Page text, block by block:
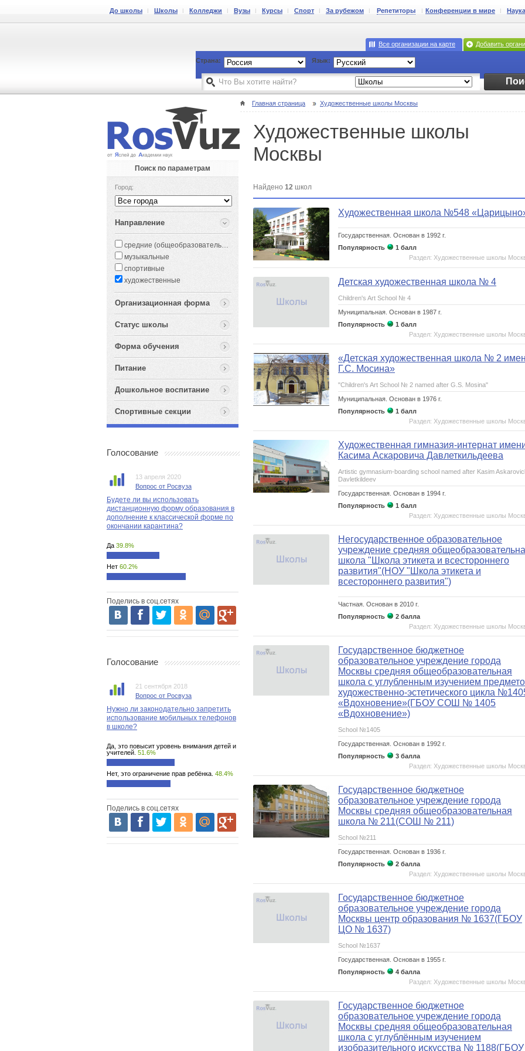
До школы Школы Колледжи Вузы Курсы Спорт За рубежом Репетиторы Конференции в мире Наука
Добавить
Все организации на карте
Страна: Язык:
Главная страница Художественные школы Москвы
Художественные школы
Москвы
Найдено 12 школ
Художественная школа №548
Государственная. Основан в 1992 г.
Популярность
1 балл
Раздел: Художественные школы
Детская художественная школа № 4
Children's Art School № 4
Муниципальная. Основан в 1987 г.
Популярность
1 балл
Раздел: Художественные школы
«Детская художественная школа № 2
Г.С. Мосина»
"Children's Art School № 2 named after G.S. Mosina"
Муниципальная. Основан в 1976 г.
Популярность
1 балл
Раздел: Художественные школы
Художественная гимназия-интернат
Касима Аскаровича Давлеткильдеева
Artistic gymnasium-boarding school named after Kasim
Davletkildeev
Государственная. Основан в 1994 г.
Популярность
1 балл
Раздел: Художественные школы
Негосударственное образовательное
учреждение средняя
школа "Школа этикета и всестороннего
развития"(НОУ "Школа этикета и
всестороннего развития")
Частная. Основан в 2010 г.
Популярность
2 балла
Раздел: Художественные школы
Государственное бюджетное
образовательное учреждение города
Москвы средняя общеобразовательная
школа с углубленным изучением
художественно-эстетического цикла
«Вдохновение»(ГБОУ СОШ № 1405
«Вдохновение»)
School №1405
Государственная. Основан в 1992 г.
Популярность
3 балла
Раздел: Художественные школы
Государственное бюджетное
образовательное учреждение города
Москвы средняя общеобразовательная
школа № 211(СОШ № 211)
School №211
Государственная. Основан в 1936 г.
Популярность
2 балла
Раздел: Художественные школы
Государственное бюджетное
образовательное учреждение города
Москвы центр образования № 1637(ГБОУ
ЦО № 1637)
School №1637
Государственная. Основан в 1955 г.
Популярность
4 балла
Раздел: Художественные школы
Государственное бюджетное
образовательное учреждение города
Москвы средняя общеобразовательная
школа с углублённым изучением
изобразительного искусства № 1188(ГБОУ
Поиск по параметрам
Город:
Направление
средние (общеобразовательные)
музыкальные
спортивные
художественные
Организационная форма
Статус школы
Форма обучения
Питание
Дошкольное воспитание
Спортивные секции
Голосование
13 апреля 2020
Вопрос от Росвуза
Будете ли вы использовать
дистанционную форму образования в
дополнение к классической форме по
окончании карантина?
Да 39.8%
Нет 60.2%
Поделись в соц.сетях
Голосование
21 сентября 2018
Вопрос от Росвуза
Нужно ли законодательно запретить
использование мобильных телефонов
в школе?
Да, это повысит уровень внимания детей и
учителей. 51.6%
Нет, это ограничение прав ребёнка. 48.4%
Поделись в соц.сетях